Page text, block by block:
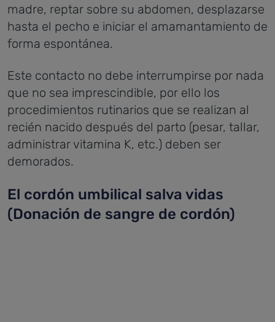
madre, reptar sobre su abdomen, desplazarse
hasta el pecho e iniciar el amamantamiento de
forma espontánea.
Este contacto no debe interrumpirse por nada
que no sea imprescindible, por ello los
procedimientos rutinarios que se realizan al
recién nacido después del parto (pesar, tallar,
administrar vitamina K, etc.) deben ser
demorados.
El cordón umbilical salva vidas
(Donación de sangre de cordón)